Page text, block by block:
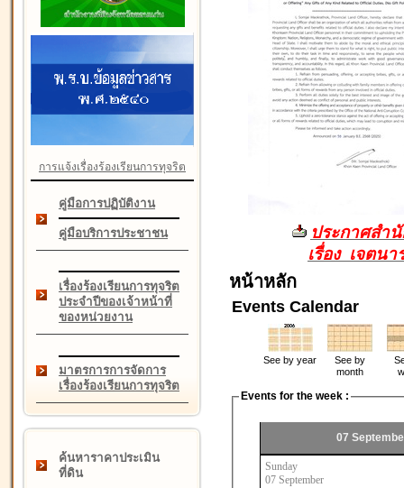
การแจ้งเรื่องร้องเรียนการทุจริต
คู่มือการปฏิบัติงาน
คู่มือบริการประชาชน
เรื่องร้องเรียนการทุจริต
ประจำปีของเจ้าหน้าที่
ของหน่วยงาน
มาตรการการจัดการ
เรื่องร้องเรียนการทุจริต
ค้นหาราคาประเมิน
ที่ดิน
ประกาศสำ
เรื่อง เจตน
หน้าหลัก
Events Calendar
See by year
See by
month
Events for the week :
07
Sunday
07 September